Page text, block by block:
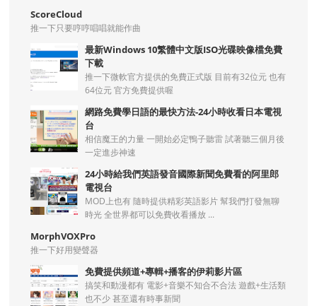
ScoreCloud
推一下只要哼哼唱唱就能作曲
最新Windows 10繁體中文版ISO光碟映像檔免費
下載
推一下微軟官方提供的免費正式版 目前有32位元 也有
64位元 官方免費提供喔
網路免費學日語的最快方法-24小時收看日本電視
台
相信魔王的力量 一開始必定鴨子聽雷 試著聽三個月後
一定進步神速
24小時給我們英語發音國際新聞免費看的阿里郎
電視台
MOD上也有 隨時提供精彩英語影片 幫我們打發無聊
時光 全世界都可以免費收看播放 ...
MorphVOXPro
推一下好用變聲器
免費提供頻道+專輯+播客的伊莉影片區
搞笑和動漫都有 電影+音樂不知合不合法 遊戲+生活類
也不少 甚至還有時事新聞